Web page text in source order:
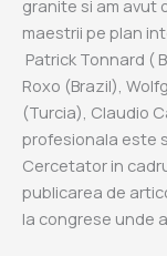
granite si am avut
maestrii pe plan
Patrick Tonnard (
Roxo (Brazil),
(Turcia), Claudio
profesionala este
Cercetator in
publicarea de
la congrese unde